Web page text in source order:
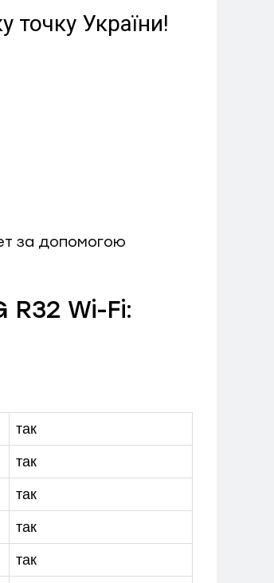
України!
за допомогою
R32 Wi-Fi:
так
так
так
так
так